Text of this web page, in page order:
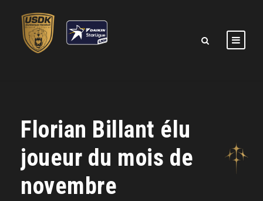
Florian Billant élu
joueur du mois de
novembre